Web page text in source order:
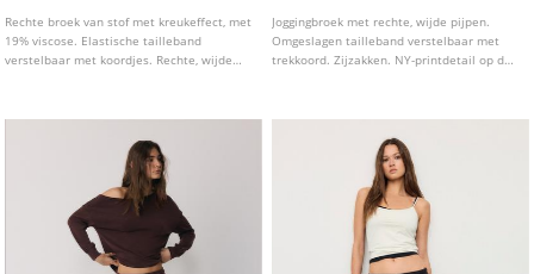
Rechte broek van stof met kreukeffect, met
19% viscose. Elastische tailleband
verstelbaar met koordjes. Rechte, wijde
Joggingbroek met rechte, wijde pijpen.
Omgeslagen tailleband verstelbaar met
trekkoord. Zijzakken. NY-printdetail op de